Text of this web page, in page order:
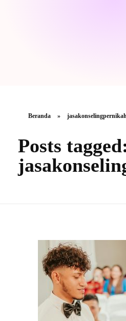
Beranda »
Posts